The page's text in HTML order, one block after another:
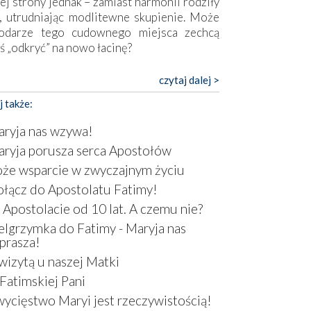
utrudniając modlitewne skupienie. Może
tego cudownego miejsca zechcą
„odkryć” na nowo łacinę?
duch współczesności daje też w
znać o sobie w sposób widoczny gołym
Niby w trosce o prostotę i skromność
się on jak może zasłonić sanktuarium,
wokół betonowe bryły, z których
nawet zostały poświęcone jako miejsca
kultu. Tylko co wspólnego z żywą,
wiarą mogą mieć płaskie, szare
albo kaplice, w których Tabernakulum
bardziej skrzynkę na narzędzia? Albo
o ustawionym tuż przy nowej
wielkim krzyżu, na którym zamiast
umieszczono dziwaczną postać jakby
ze starożytnych hieroglifów? W
kontekście naszych czasów to raczej
czytaj dalej >
także:
nas wzywa!
porusza serca Apostołów
wsparcie w zwyczajnym życiu
do Apostolatu Fatimy!
od 10 lat. A czemu nie?
do Fatimy - Maryja nas
u naszej Matki
Pani
Maryi jest rzeczywistością!